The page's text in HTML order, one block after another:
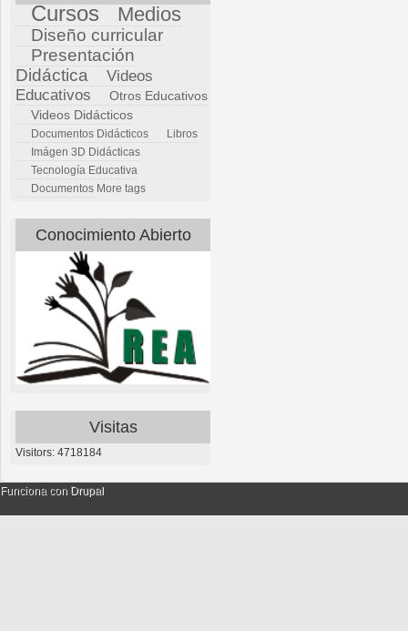
Cursos Medios
Diseño curricular
Presentación
Didáctica
Videos
Educativos
Otros Educativos
Videos Didácticos
Documentos Didácticos
Libros
Imágen 3D Didácticas
Tecnología Educativa
Documentos More tags
Conocimiento Abierto
Visitas
Visitors: 4718184
Funciona con Drupal